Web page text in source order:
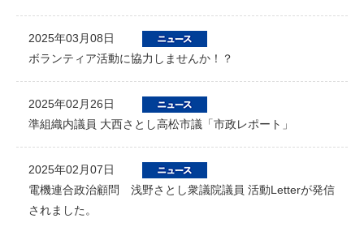
2025年03月08日
ボランティア活動に協力しませんか！？
2025年02月26日
準組織内議員 大西さとし高松市議「市政レポート」
2025年02月07日
電機連合政治顧問 浅野さとし衆議院議員 活動Letterが発信
されました。